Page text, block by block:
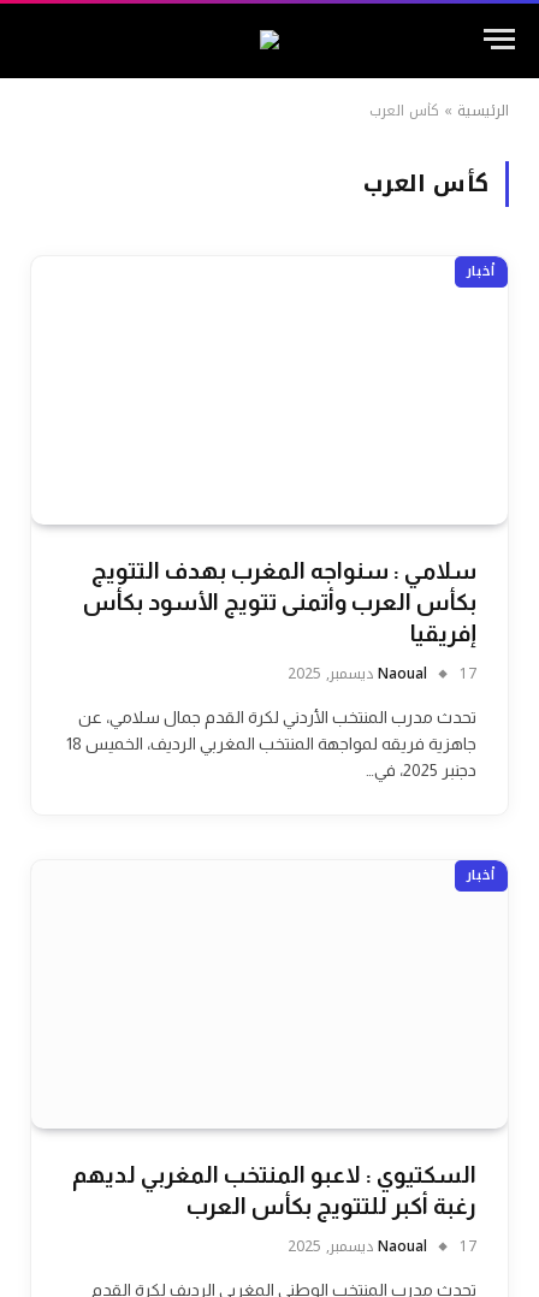
الرئيسية » كأس العرب
كأس العرب
أخبار
سلامي : سنواجه المغرب بهدف التتويج
بكأس العرب وأتمنى تتويج الأسود بكأس
إفريقيا
Naoual 17 ديسمبر, 2025
تحدث مدرب المنتخب الأردني لكرة القدم جمال سلامي، عن
جاهزية فريقه لمواجهة المنتخب المغربي الرديف، الخميس 18
دجنبر 2025، في…
أخبار
السكتيوي : لاعبو المنتخب المغربي لديهم
رغبة أكبر للتتويج بكأس العرب
Naoual 17 ديسمبر, 2025
تحدث مدرب المنتخب الوطني المغربي الرديف لكرة القدم